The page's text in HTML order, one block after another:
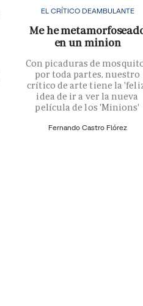
EL CRÍTICO DEAMBULANTE
Me he
en un minion
Con picaduras de
por toda partes, nuestro
crítico de arte tiene la
idea de ir a ver la nueva
película de los 'Minions'
Fernando Castro Flórez